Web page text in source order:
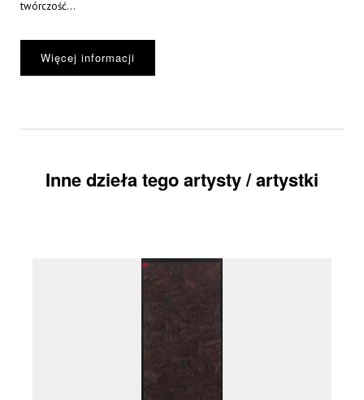
twórczość...
Więcej informacji
Inne dzieła tego artysty / artystki